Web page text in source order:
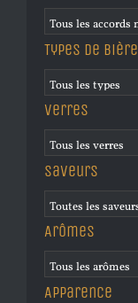
Types de bière
Verres
Saveurs
Arômes
Apparence